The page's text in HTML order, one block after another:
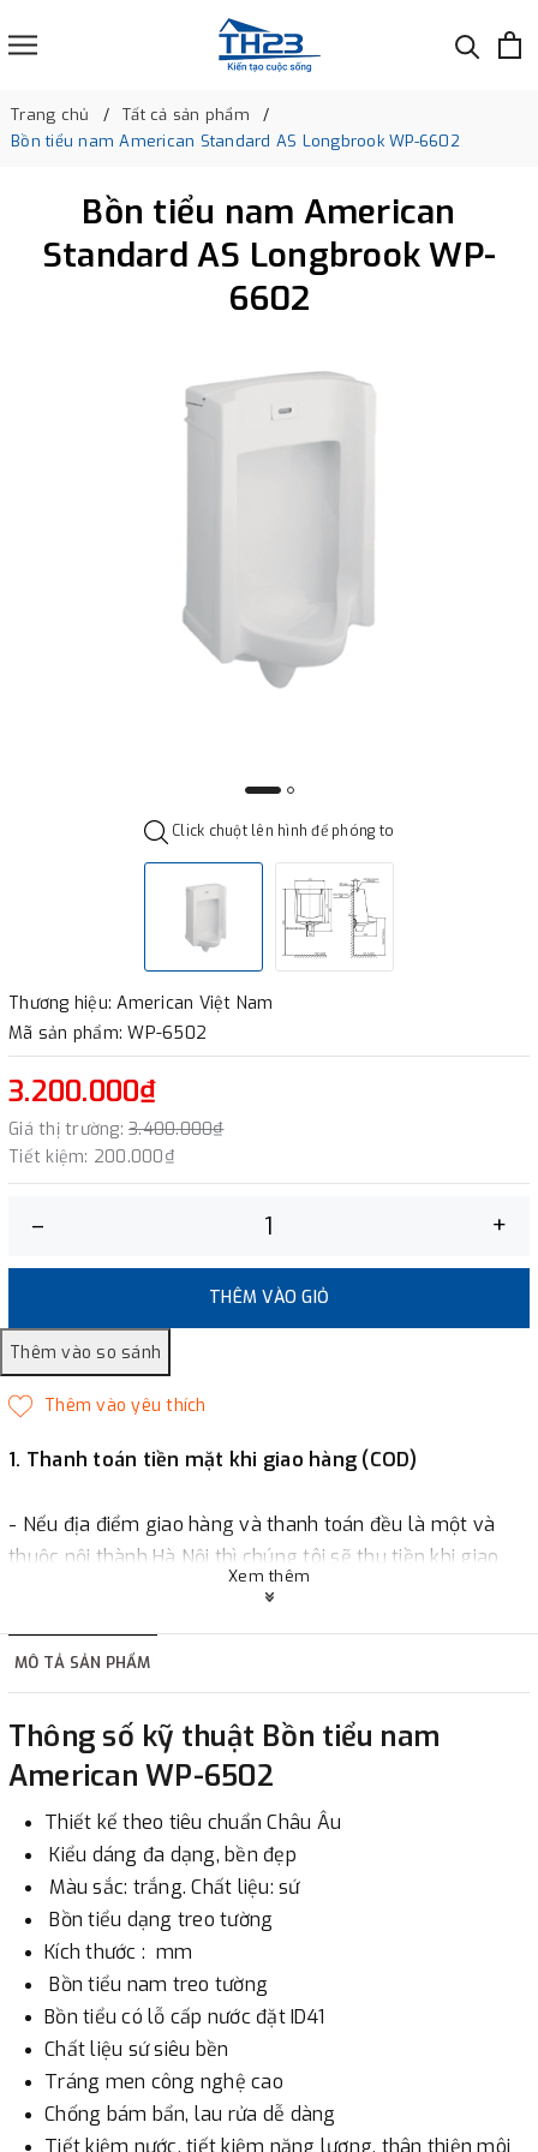
Trang chủ
Tất cả sản phẩm
Bồn tiểu nam American Standard AS Longbrook WP-6602
Bồn tiểu nam American
Standard AS Longbrook WP-
6602
Click chuột lên hình để phóng to
Thương hiệu: American Việt Nam
Mã sản phẩm: WP-6502
3.200.000₫
Giá thị trường: 3.400.000₫
Tiết kiệm: 200.000₫
– +
THÊM VÀO GIỎ
1. Thanh toán tiền mặt khi giao hàng (COD)
- Nếu địa điểm giao hàng và thanh toán đều là một và
thuộc nội thành Hà Nội thì chúng tôi sẽ thu tiền khi giao
hàng hoặc khách hàng đặt tiền trước một phần giá trị đơn
2. Thanh toán trực tiếp tại :
- Showroom Thanh Hương Địa chỉ : 23 phố Cát Linh,
phường Cát Linh, quận Đống Đa, Hà Nội.
3. Chuyển khoản qua ngân hàng
- Nếu địa điểm giao hàng khác với địa điểm thanh toán
hoặc với những đơn đặt hàng ngoài nội thành Hà Nội.
Chúng tôi sẽ thu tiền trước 100% giá trị hàng + phí vận
chuyển theo cước phí tính trong chính sách vận chuyển
bằng phương thức chuyển khoản trước khi giao hàng.
- Sau khi có thông tin xác thực đã chuyển tiền của quý
khách, chúng tôi sẽ thực hiện đơn hàng theo yêu cầu.
Xem thêm
MÔ TẢ SẢN PHẨM
Thông số kỹ thuật Bồn tiểu nam
American WP-6502
Thiết kế theo tiêu chuẩn Châu Âu
Kiểu dáng đa dạng, bền đẹp
Màu sắc: trắng. Chất liệu: sứ
Bồn tiểu dạng treo tường
Kích thước : mm
Bồn tiểu nam treo tường
Bồn tiểu có lỗ cấp nước đặt ID41
Chất liệu sứ siêu bền
Tráng men công nghệ cao
Chống bám bẩn, lau rửa dễ dàng
Tiết kiệm nước, tiết kiệm năng lượng, thân thiện môi